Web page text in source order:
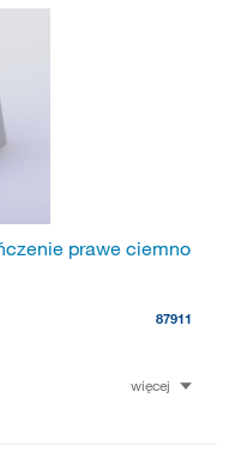
prawe ciemno
87911
więcej